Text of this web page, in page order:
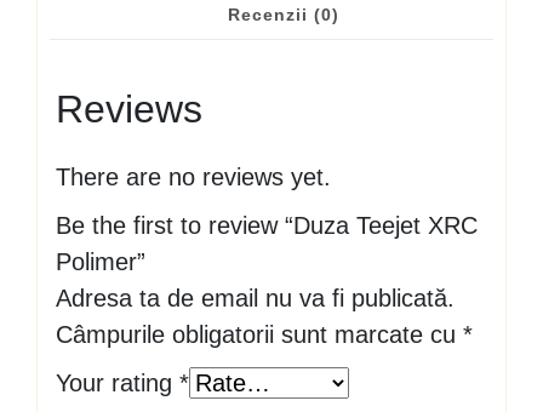
Recenzii (0)
Reviews
There are no reviews yet.
Be the first to review “Duza Teejet XRC
Polimer”
Adresa ta de email nu va fi publicată.
Câmpurile obligatorii sunt marcate cu *
Your rating *